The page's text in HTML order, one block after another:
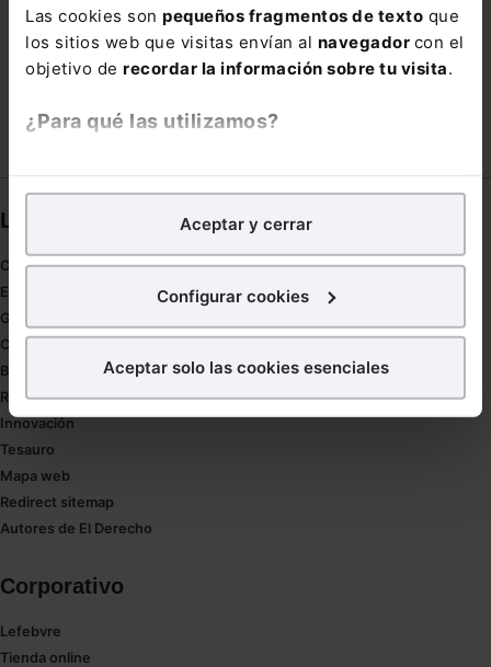
Las cookies son pequeños fragmentos de texto que
los sitios web que visitas envían al navegador con el
objetivo de recordar la información sobre tu visita.
¿Para qué las utilizamos?
analíticospara tratar demejorar tu experienciaen
nuestra página web. También con fines publicitarios,
para poder mostrarte publicidad y contenidos de tu
¿Qué puedes hacer?
en la web sea óptima
todas las cookies excepto aquellas imprescindibles.
También puedes
seleccionar solo aquellas que quieras permitir en tu
Saber más acerca de las cookies
Aceptar y cerrar
Configurar cookies
Aceptar solo las cookies esenciales
TASAS Y PRECIOS PÚBLICOS
TRIBUNAL DEL JURADO VACANTE VAGINA
Links directos
Coronavirus
Estudio de salud abogacía
Gestión de despachos
Compliance
Buenas Prácticas Tributarias
RGPD
Innovación
Tesauro
Mapa web
Redirect sitemap
Autores de El Derecho
Corporativo
Lefebvre
Tienda online